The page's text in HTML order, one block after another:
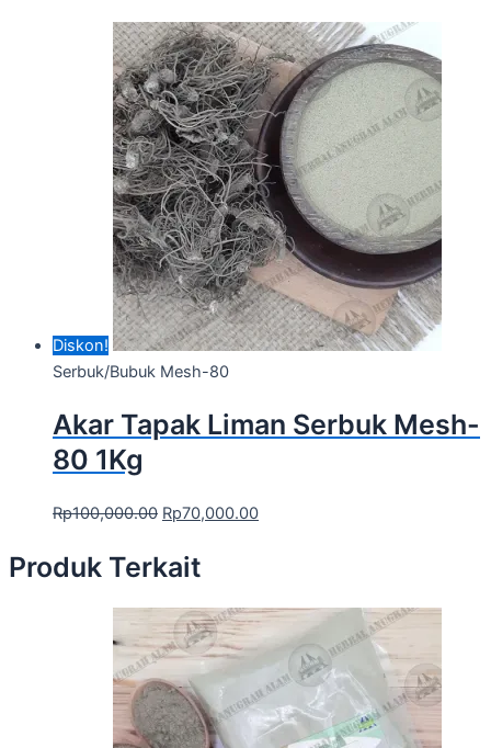
Diskon!
Serbuk/Bubuk Mesh-80
Akar Tapak Liman Serbuk Mesh-
80 1Kg
Rp100,000.00 Rp70,000.00
Produk Terkait